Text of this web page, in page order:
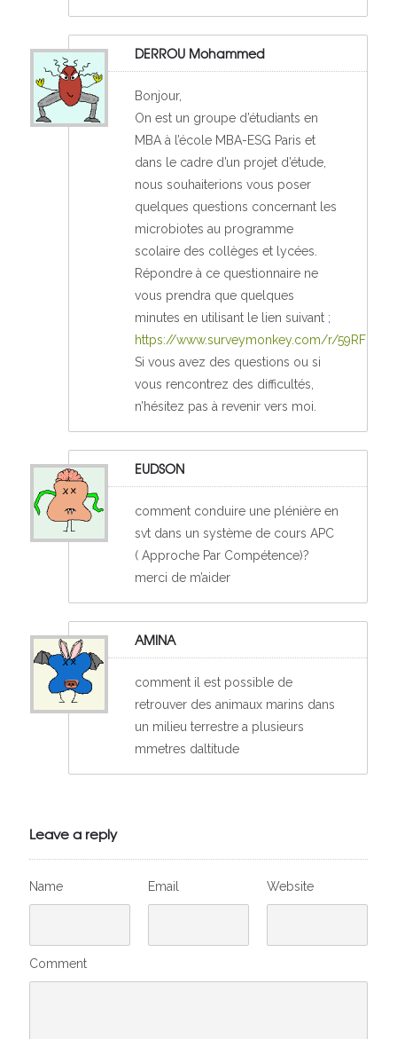
DERROU Mohammed
Bonjour,
On est un groupe d’étudiants en
MBA à l’école MBA-ESG Paris et
dans le cadre d’un projet d’étude,
nous souhaiterions vous poser
quelques questions concernant les
microbiotes au programme
scolaire des collèges et lycées.
Répondre à ce questionnaire ne
vous prendra que quelques
minutes en utilisant le lien suivant ;
https://www.surveymonkey.com/r/59RFL9N
Si vous avez des questions ou si
vous rencontrez des difficultés,
n’hésitez pas à revenir vers moi.
EUDSON
comment conduire une plénière en
svt dans un système de cours APC
( Approche Par Compétence)?
merci de m’aider
AMINA
comment il est possible de
retrouver des animaux marins dans
un milieu terrestre a plusieurs
mmetres daltitude
Leave a reply
Name Email Website
Comment